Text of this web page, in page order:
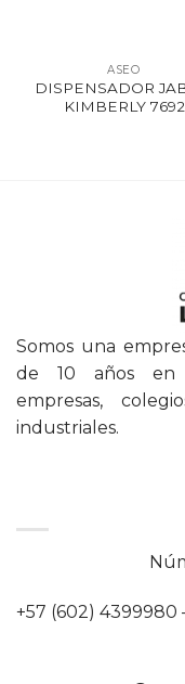
ASEO
DISPENSADOR
KIMBERLY 7692
Somos una
de 10 años en
empresas,
industriales.
+57 (602) 4399980